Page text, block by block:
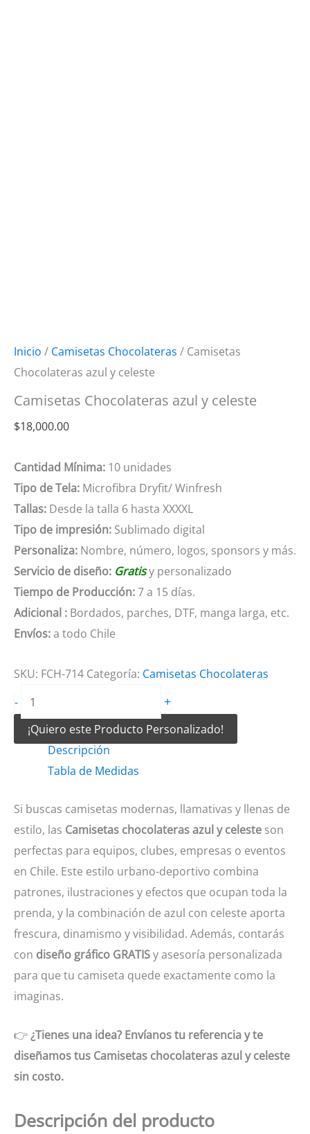
Inicio / Camisetas Chocolateras / Camisetas
Chocolateras azul y celeste
Camisetas Chocolateras azul y celeste
$18,000.00
Cantidad Mínima: 10 unidades
Tipo de Tela: Microfibra Dryfit/ Winfresh
Tallas: Desde la talla 6 hasta XXXXL
Tipo de impresión: Sublimado digital
Personaliza: Nombre, número, logos, sponsors y más.
Servicio de diseño: Gratisy personalizado
Tiempo de Producción:7 a 15 días.
Adicional : Bordados, parches, DTF, manga larga, etc.
Envíos:a todo Chile
SKU: FCH-714 Categoría: Camisetas Chocolateras
-
Chocolateras
azul
celeste
+
¡Quiero este Producto Personalizado!
Descripción
Tabla de Medidas
Si buscas camisetas modernas, llamativas y llenas de
estilo, las Camisetas chocolateras azul y celeste son
perfectas para equipos, clubes, empresas o eventos
en Chile. Este estilo urbano-deportivo combina
patrones, ilustraciones y efectos que ocupan toda la
prenda, y la combinación de azul con celeste aporta
frescura, dinamismo y visibilidad. Además, contarás
con diseño gráfico GRATISy asesoría personalizada
para que tu camiseta quede exactamente como la
imaginas.
👉¿Tienes una idea? Envíanos tu referencia y te
diseñamos tus Camisetas chocolateras azul y celeste
sin costo.
Descripción del producto